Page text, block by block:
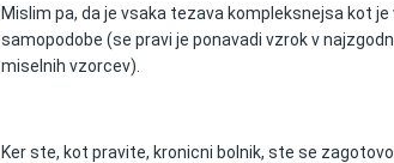
Mislim pa, da je vsaka tezava kompleksnejsa kot
samopodobe (se pravi je ponavadi vzrok v
miselnih vzorcev).
Ker ste, kot pravite, kronicni bolnik, ste se